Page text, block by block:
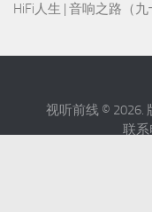
HiFi人生 | 音响之路（九
视听前线 © 2026.
联